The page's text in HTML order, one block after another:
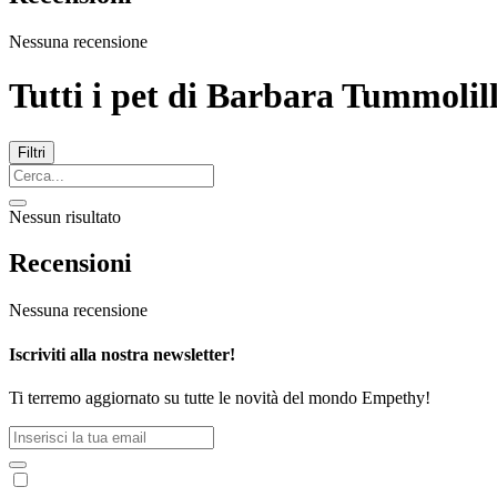
Nessuna recensione
Tutti i pet di Barbara
Filtri
Nessun risultato
Recensioni
Nessuna recensione
Iscriviti alla nostra newsletter!
Ti terremo aggiornato su tutte le novità del mondo Empethy!